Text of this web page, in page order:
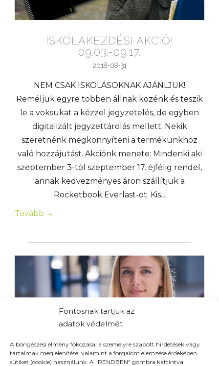
Fontosnak tartjuk az
adatok védelmét
A böngészési élmény fokozása, a személyre szabott hirdetések vagy
tartalmak megjelenítése, valamint a forgalom elemzése érdekében
sütiket (cookie) használunk. A "RENDBEN" gombra kattintva
ISKOLAKEZDÉSI AKCIÓ!
09.03.-09.17.
2018-08-31
NEM CSAK ISKOLÁSOKNAK AJÁNLJUK!
Reméljük egyre többen állnak közénk és teszik
le a voksukat a kézzel jegyzetelés, de egyben
digitalizált jegyzettárolás mellett. Nekik
szeretnénk megkönnyíteni a termékünkhöz
való hozzájutást. Akciónk menete: Mindenki aki
szeptember 3-tól szeptember 17. éjfélig rendel,
annak kedvezményes áron szállítjuk a
Rocketbook Everlast-ot. Kis...
Tovább →